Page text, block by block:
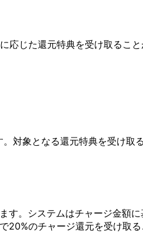
応じた還元特典を受け取るこ
対象となる還元特典を受け取
す。システムはチャージ金額に
20%のチャージ還元を受け取